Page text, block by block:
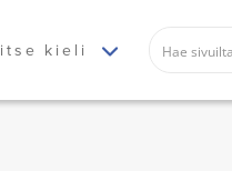
kieli